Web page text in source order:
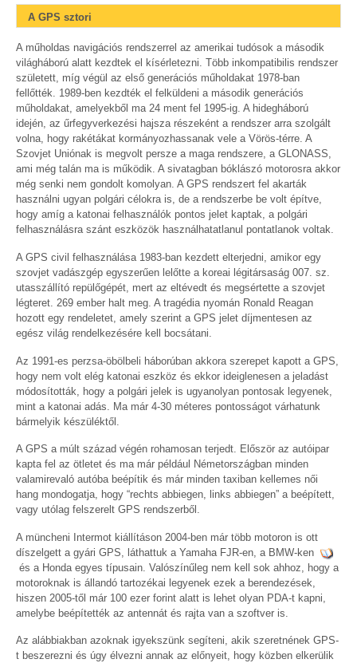
A GPS sztori
A műholdas navigációs rendszerrel az amerikai tudósok a második
világháború alatt kezdtek el kísérletezni. Több inkompatibilis rendszer
született, míg végül az első generációs műholdakat 1978-ban
fellőtték. 1989-ben kezdték el felküldeni a második generációs
műholdakat, amelyekből ma 24 ment fel 1995-ig. A hidegháború
idején, az űrfegyverkezési hajsza részeként a rendszer arra szolgált
volna, hogy rakétákat kormányozhassanak vele a Vörös-térre. A
Szovjet Uniónak is megvolt persze a maga rendszere, a GLONASS,
ami még talán ma is működik. A sivatagban bóklászó motorosra akkor
még senki nem gondolt komolyan. A GPS rendszert fel akarták
használni ugyan polgári célokra is, de a rendszerbe be volt építve,
hogy amíg a katonai felhasználók pontos jelet kaptak, a polgári
felhasználásra szánt eszközök használhatatlanul pontatlanok voltak.
A GPS civil felhasználása 1983-ban kezdett elterjedni, amikor egy
szovjet vadászgép egyszerűen lelőtte a koreai légitársaság 007. sz.
utasszállító repülőgépét, mert az eltévedt és megsértette a szovjet
légteret. 269 ember halt meg. A tragédia nyomán Ronald Reagan
hozott egy rendeletet, amely szerint a GPS jelet díjmentesen az
egész világ rendelkezésére kell bocsátani.
Az 1991-es perzsa-öbölbeli háborúban akkora szerepet kapott a GPS,
hogy nem volt elég katonai eszköz és ekkor ideiglenesen a jeladást
módosították, hogy a polgári jelek is ugyanolyan pontosak legyenek,
mint a katonai adás. Ma már 4-30 méteres pontosságot várhatunk
bármelyik készüléktől.
A GPS a múlt század végén rohamosan terjedt. Először az autóipar
kapta fel az ötletet és ma már például Németországban minden
valamirevaló autóba beépítik és már minden taxiban kellemes női
hang mondogatja, hogy “rechts abbiegen, links abbiegen” a beépített,
vagy utólag felszerelt GPS rendszerből.
A müncheni Intermot kiállításon 2004-ben már több motoron is ott
díszelgett a gyári GPS, láthattuk a Yamaha FJR-en, a BMW-ken
és a Honda egyes típusain. Valószínűleg nem kell sok ahhoz, hogy a
motoroknak is állandó tartozékai legyenek ezek a berendezések,
hiszen 2005-től már 100 ezer forint alatt is lehet olyan PDA-t kapni,
amelybe beépítették az antennát és rajta van a szoftver is.
Az alábbiakban azoknak igyekszünk segíteni, akik szeretnének GPS-
t beszerezni és úgy élvezni annak az előnyeit, hogy közben elkerülik